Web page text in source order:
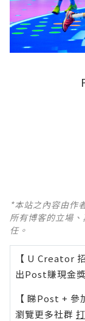
*本站之內容由作
所有博客的立場
任。
【 U Creator 招
出Post賺現金
【 睇Post + 參
瀏覽更多社群